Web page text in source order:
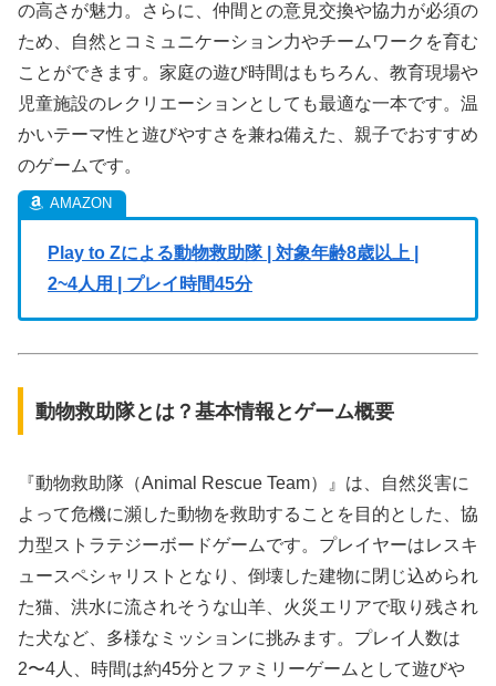
の高さが魅力。さらに、仲間との意見交換や協力が必須の
ため、自然とコミュニケーション力やチームワークを育む
ことができます。家庭の遊び時間はもちろん、教育現場や
児童施設のレクリエーションとしても最適な一本です。温
かいテーマ性と遊びやすさを兼ね備えた、親子でおすすめ
のゲームです。
Play to Zによる動物救助隊 | 対象年齢8歳以上 |
2~4人用 | プレイ時間45分
動物救助隊とは？基本情報とゲーム概要
『動物救助隊（Animal Rescue Team）』は、自然災害に
よって危機に瀕した動物を救助することを目的とした、協
力型ストラテジーボードゲームです。プレイヤーはレスキ
ュースペシャリストとなり、倒壊した建物に閉じ込められ
た猫、洪水に流されそうな山羊、火災エリアで取り残され
た犬など、多様なミッションに挑みます。プレイ人数は
2〜4人、時間は約45分とファミリーゲームとして遊びや